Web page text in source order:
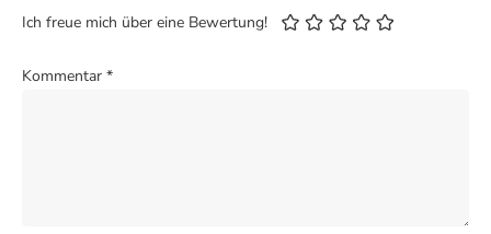
Ich freue mich über eine Bewertung!
Kommentar *